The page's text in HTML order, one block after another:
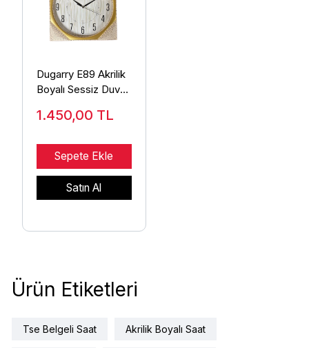
Dugarry E89 Akrilik
Boyalı Sessiz Duvar
1.450,00 TL
Sepete Ekle
Satın Al
Ürün Etiketleri
Tse Belgeli Saat Akrilik Boyalı Saat